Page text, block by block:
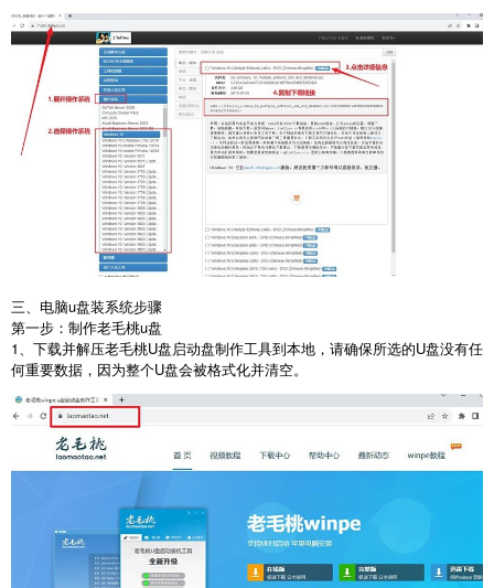
三、电脑u盘装系统步骤
第一步：制作老毛桃u盘
1、下载并解压老毛桃U盘启动盘制作工具到本地，请确保所选的U盘没有任
何重要数据，因为整个U盘会被格式化并清空。